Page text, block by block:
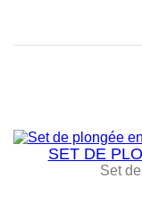
SET DE
Set